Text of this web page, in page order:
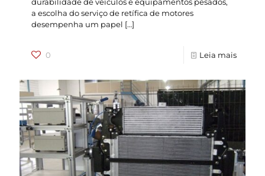
durabilidade de veículos e equipamentos pesados,
a escolha do serviço de retífica de motores
desempenha um papel […]
0 Leia mais